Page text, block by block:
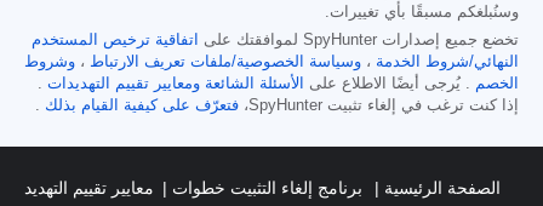
وسنُبلغكم مسبقًا بأي تغييرات.
تخضع جميع إصدارات SpyHunter لموافقتك على
اتفاقية ترخيص المستخدم
النهائي/شروط الخدمة ، وسياسة الخصوصية/ملفات تعريف الارتباط ، وشروط
الخصم . يُرجى أيضًا الاطلاع على الأسئلة الشائعة ومعايير تقييم التهديدات .
إذا كنت ترغب في إلغاء تثبيت SpyHunter،
فتعرّف على كيفية القيام بذلك .
الصفحة الرئيسية برنامج إلغاء التثبيت خطوات
معايير تقييم التهديد